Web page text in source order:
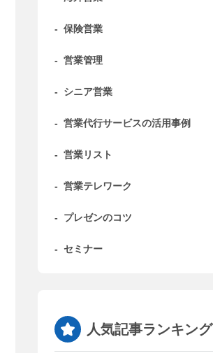
- 保険営業
- 営業管理
- シニア営業
- 営業代行サービスの活用事例
- 営業リスト
- 営業テレワーク
- プレゼンのコツ
- セミナー
人気記事ランキング